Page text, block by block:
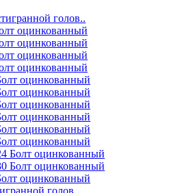
голов..
оцинкованный
оцинкованный
оцинкованный
оцинкованный
оцинкованный
оцинкованный
оцинкованный
оцинкованный
оцинкованный
оцинкованный
Болт оцинкованный
Болт оцинкованный
оцинкованный
голов..